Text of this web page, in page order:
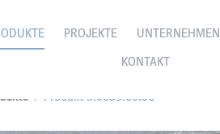
PROJEKTE UNTERNEHMEN
KONTAKT
Produkt 5.0635.00.36